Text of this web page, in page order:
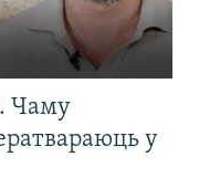
Чаму
у